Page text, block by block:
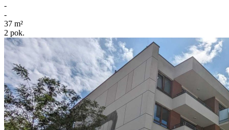
-
-
37 m²
2 pok.